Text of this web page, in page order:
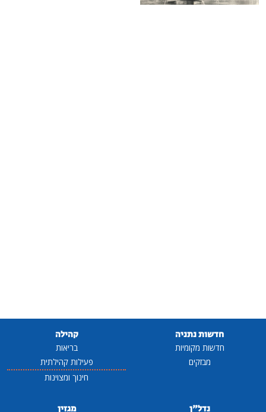
חדשות נתניה
חדשות מקומיות
מבזקים
קהילה
בריאות
פעילות קהילתית
חינוך ומצוינות
נדל"ן מגזין